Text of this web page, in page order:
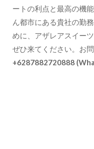
ートの利点と最高の機
ん都市にある貴社の勤
めに、アザレアスイー
ぜひ来てください。お
+6287882720888